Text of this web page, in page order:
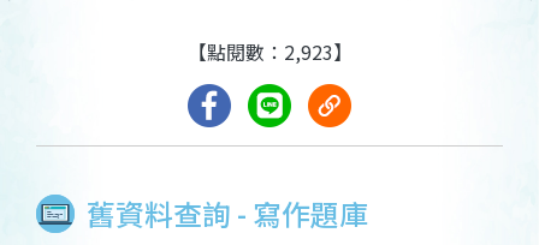
舊資料查詢 - 寫作題庫
【點閱數：2,923】